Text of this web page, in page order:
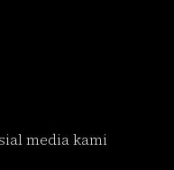
media kami